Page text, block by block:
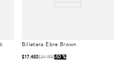
Billetera Ebre Brown
$17.450$34.900 50 %